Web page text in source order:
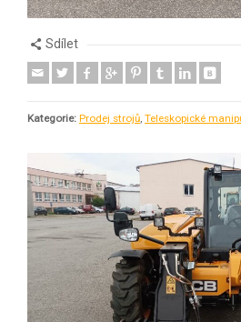
Sdílet
Kategorie: Prodej strojů, Teleskopické